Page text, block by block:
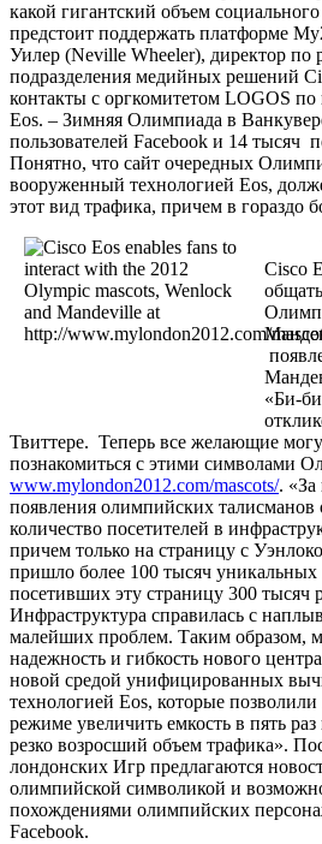
какой гигантский объем
предстоит поддержать платформе
Уилер (Neville Wheeler), директор по
подразделения медийных решений
контакты с оргкомитетом LOGOS по
Eos. – Зимняя Олимпиада в
пользователей Facebook и 14 тысяч
Понятно, что сайт очередных
вооруженный технологией Eos,
этот вид трафика, причем в гораздо
Уже
Cisco
«Би-
Твиттере. Теперь все желающие
познакомиться с этими символами
www.mylondon2012.com/mascots/. «За
появления олимпийских талисманов
количество посетителей в
причем только на страницу с
пришло более 100 тысяч уникальных
посетивших эту страницу 300 тысяч
Инфраструктура справилась с
малейших проблем. Таким образом,
надежность и гибкость нового
новой средой унифицированных
технологией Eos, которые
режиме увеличить емкость в пять
резко возросший объем трафика».
лондонских Игр предлагаются
олимпийской символикой и
похождениями олимпийских
Facebook.